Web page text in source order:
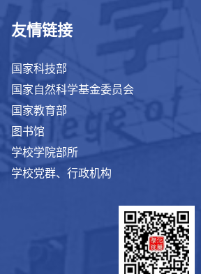
友情链接
国家科技部
国家自然科学基金委员会
国家教育部
图书馆
学校学院部所
学校党群、行政机构